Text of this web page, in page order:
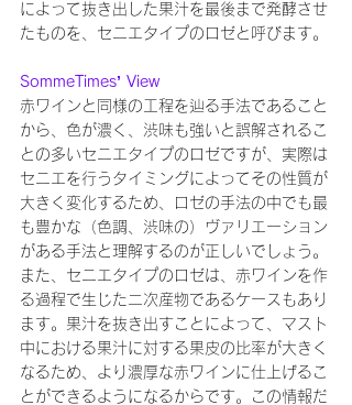
によって抜き出した果汁を最後まで発酵させ
たものを、セニエタイプのロゼと呼びます。
SommeTimes’ View
赤ワインと同様の工程を辿る手法であること
から、色が濃く、渋味も強いと誤解されるこ
との多いセニエタイプのロゼですが、実際は
セニエを行うタイミングによってその性質が
大きく変化するため、ロゼの手法の中でも最
も豊かな（色調、渋味の）ヴァリエーション
がある手法と理解するのが正しいでしょう。
また、セニエタイプのロゼは、赤ワインを作
る過程で生じた二次産物であるケースもあり
ます。果汁を抜き出すことによって、マスト
中における果汁に対する果皮の比率が大きく
なるため、より濃厚な赤ワインに仕上げるこ
とができるようになるからです。この情報だ